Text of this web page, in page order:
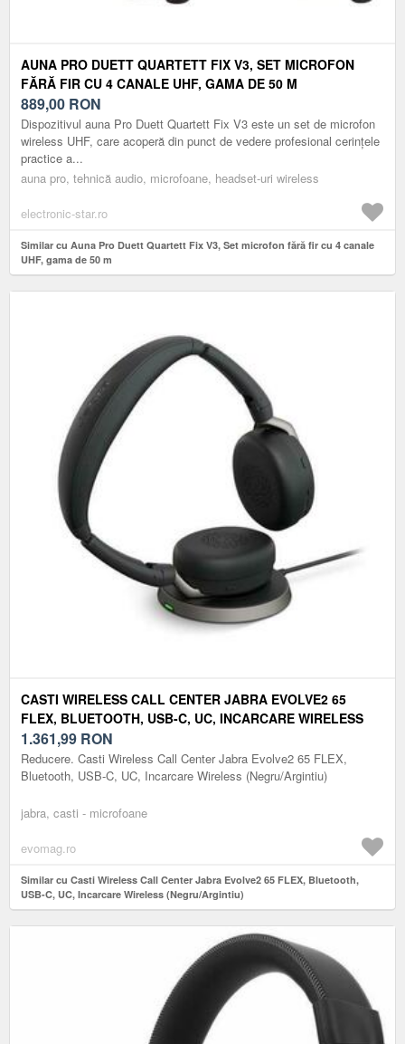
AUNA PRO DUETT QUARTETT FIX V3, SET MICROFON
FĂRĂ FIR CU 4 CANALE UHF, GAMA DE 50 M
889,00 RON
Dispozitivul auna Pro Duett Quartett Fix V3 este un set de microfon
wireless UHF, care acoperă din punct de vedere profesional cerințele
practice a...
auna pro, tehnică audio, microfoane, headset-uri wireless
electronic-star.ro
Similar cu Auna Pro Duett Quartett Fix V3, Set microfon fără fir cu 4 canale
UHF, gama de 50 m
CASTI WIRELESS CALL CENTER JABRA EVOLVE2 65
FLEX, BLUETOOTH, USB-C, UC, INCARCARE WIRELESS
(NEGRU/ARGINTIU)
1.361,99 RON
Reducere. Casti Wireless Call Center Jabra Evolve2 65 FLEX,
Bluetooth, USB-C, UC, Incarcare Wireless (Negru/Argintiu)
jabra, casti - microfoane
evomag.ro
Similar cu Casti Wireless Call Center Jabra Evolve2 65 FLEX, Bluetooth,
USB-C, UC, Incarcare Wireless (Negru/Argintiu)